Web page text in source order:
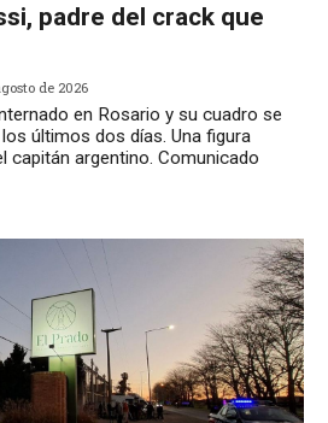
padre del crack que
de 2026
en Rosario y su cuadro se
últimos dos días. Una figura
capitán argentino. Comunicado